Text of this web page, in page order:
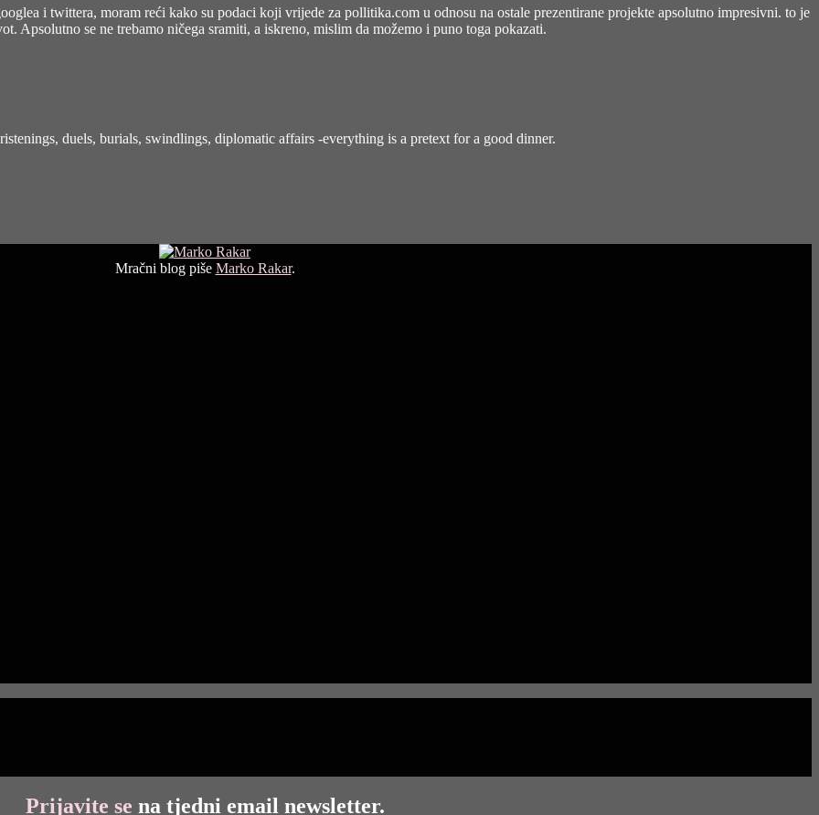
i twittera, moram reći kako su podaci koji vrijede za pollitika.com u odnosu na ostale prezentirane projekte apsolutno impresivni. to je
Apsolutno se ne trebamo ničega sramiti, a iskreno, mislim da možemo i puno toga pokazati.
duels, burials, swindlings, diplomatic affairs -everything is a pretext for a good dinner.
Mračni blog piše Marko Rakar.
Prijavite se na tjedni email newsletter.